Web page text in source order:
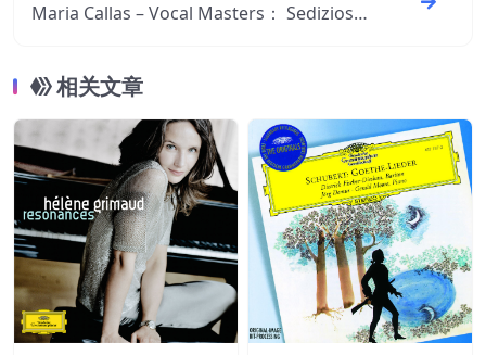
Maria Callas – Vocal Masters： Sediziose
相关文章